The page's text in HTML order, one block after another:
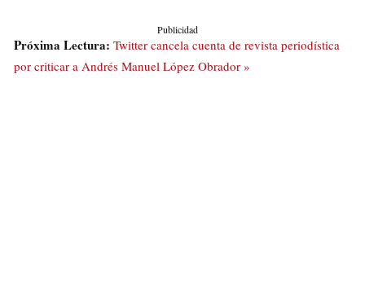
Publicidad
Próxima Lectura: Twitter cancela cuenta de revista periodística
por criticar a Andrés Manuel López Obrador »